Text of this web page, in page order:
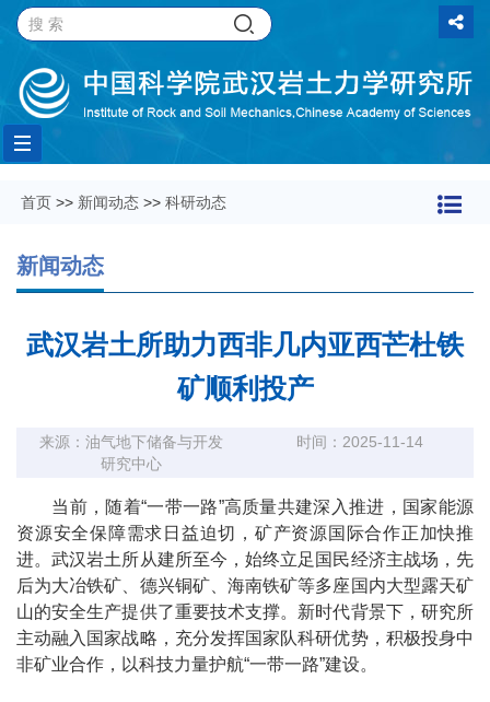
Toggle
navigation
首页 >> 新闻动态 >> 科研动态
新闻动态
武汉岩土所助力西非几内亚西芒杜铁
矿顺利投产
来源：油气地下储备与开发
研究中心
时间：2025-11-14
当前，随着“一带一路”高质量共建深入推进，国家能源
资源安全保障需求日益迫切，矿产资源国际合作正加快推
进。武汉岩土所从建所至今，始终立足国民经济主战场，先
后为大冶铁矿、德兴铜矿、海南铁矿等多座国内大型露天矿
山的安全生产提供了重要技术支撑。新时代背景下，研究所
主动融入国家战略，充分发挥国家队科研优势，积极投身中
非矿业合作，以科技力量护航“一带一路”建设。